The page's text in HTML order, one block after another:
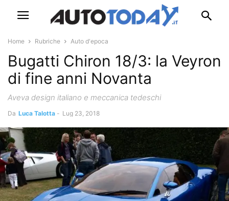
Home Rubriche Auto d'epoca
Bugatti Chiron 18/3: la Veyron
di fine anni Novanta
Aveva design italiano e meccanica tedeschi
Da Luca Talotta - Lug 23, 2018